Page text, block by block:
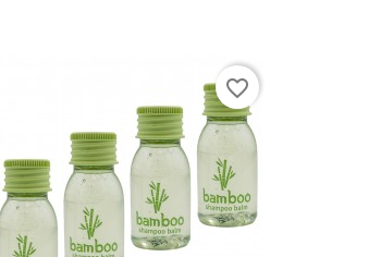
favorite_border